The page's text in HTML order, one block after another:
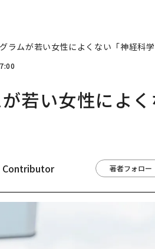
ラムが若い女性によくない「神経科
若い女性によ
Contributor 著者フォロー